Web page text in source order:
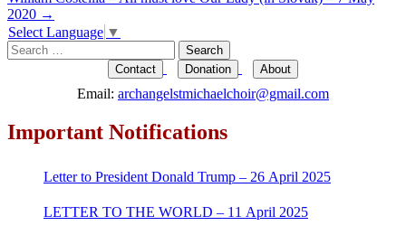
navigation
2020 →
Select Language ▼
Search
for:
Contact Donation About
Email: archangelstmichaelchoir@gmail.com
Important Notifications
Letter to President Donald Trump – 26 April 2025
LETTER TO THE WORLD – 11 April 2025